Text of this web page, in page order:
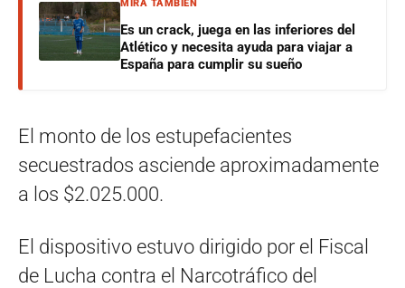
MIRÁ TAMBIÉN
Es un crack, juega en las inferiores del
Atlético y necesita ayuda para viajar a
España para cumplir su sueño
El monto de los estupefacientes
secuestrados asciende aproximadamente
a los $2.025.000.
El dispositivo estuvo dirigido por el Fiscal
de Lucha contra el Narcotráfico del